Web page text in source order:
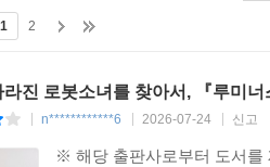
1 2
라진 로봇소녀를 찾아서, 『루미너
n************6 2026-07-24 신고
※ 해당 출판사로부터 도서